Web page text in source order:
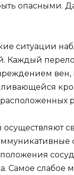
опасными.
ситуации
Каждый
вен,
расположенных
Самое слабое